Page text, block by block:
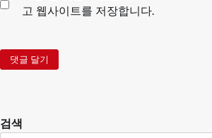
고 웹사이트를 저장합니다.
검색